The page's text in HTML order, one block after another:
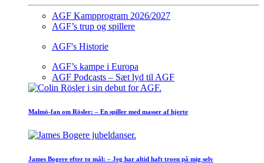
AGF Kampprogram 2026/2027
AGF’s trup og spillere
AGF's Historie
AGF’s kampe i Europa
AGF Podcasts – Sæt lyd til AGF
Malmö-fan om Rösler: – En spiller med masser af hjerte
James Bogere efter to mål: – Jeg har altid haft troen på mig selv